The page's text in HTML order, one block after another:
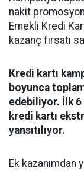
nakit
Emekli Kredi
kazanç fırsatı
Kredi kartı
boyunca
edebiliyor. İlk 6
kredi kartı
yansıtılıyor.
Ek kazanımdan